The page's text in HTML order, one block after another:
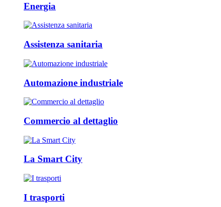
Energia
Assistenza sanitaria
Automazione industriale
Commercio al dettaglio
La Smart City
I trasporti